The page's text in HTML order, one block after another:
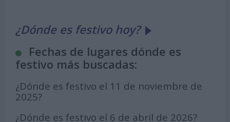
¿Dónde es festivo hoy?
Fechas de lugares dónde es
festivo más buscadas:
¿Dónde es festivo el 11 de noviembre de
2025?
¿Dónde es festivo el 6 de abril de 2026?